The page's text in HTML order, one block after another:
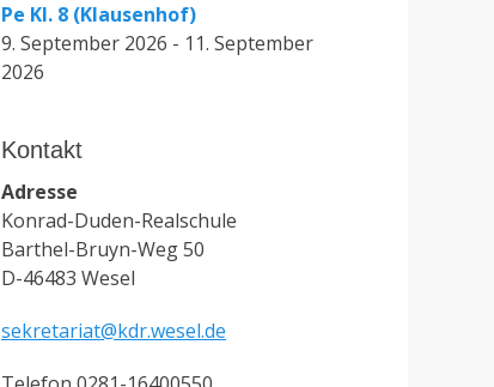
Pe Kl. 8 (Klausenhof)
9. September 2026 - 11. September
2026
Kontakt
Adresse
Konrad-Duden-Realschule
Barthel-Bruyn-Weg 50
D-46483 Wesel
sekretariat@kdr.wesel.de